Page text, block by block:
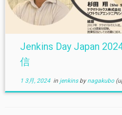
Jenkins Day Japan
信
1 3月, 2024in jenkins by nagakubo